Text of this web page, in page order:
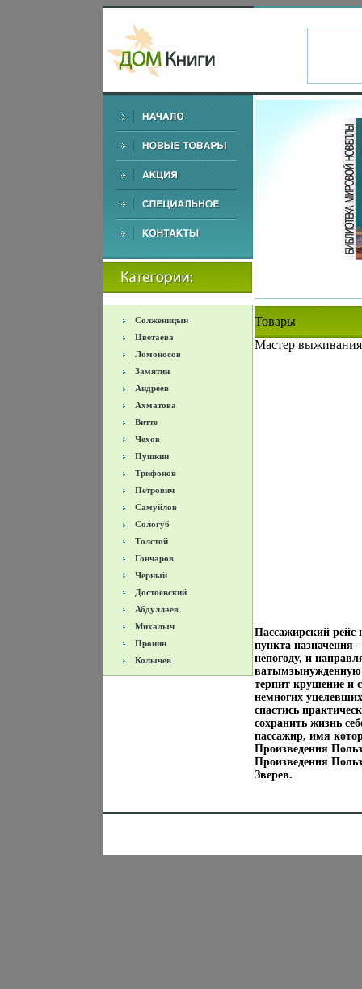
Солженицын
Цветаева
Ломоносов
Замятин
Андреев
Ахматова
Витте
Чехов
Пушкин
Трифонов
Петрович
Самуйлов
Сологуб
Толстой
Гончаров
Черный
Достоевский
Абдуллаев
Михалыч
Пронин
Колычев
Товары
Мастер
Пассажирский рейс
пункта назначения
непогоду, и
ватымзынужденную
терпит крушение и
немногих
спастись
сохранить жизнь
пассажир, имя
Произведения
Произведения
Зверев.